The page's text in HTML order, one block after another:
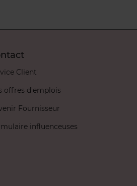
Client
offres d'emplois
Fournisseur
influenceuses